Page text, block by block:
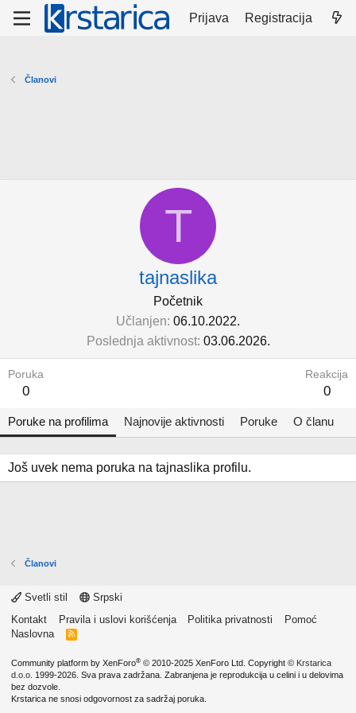
Prijava Registracija
Članovi
T
tajnaslika
Početnik
Učlanjen 06.10.2022.
Poslednja aktivnost 03.06.2026.
Poruka
0
Reakcija
0
Poruke na profilima Najnovije aktivnosti Poruke O članu
Još uvek nema poruka na tajnaslika profilu.
Članovi
Svetli stil
Srpski
Kontakt
Pravila i uslovi korišćenja Politika privatnosti
Pomoć
Naslovna
R
Community platform by XenForo® © 2010-2025 XenForo Ltd. Copyright © Krstarica
d.o.o. 1999-2026. Sva prava zadržana. Zabranjena je reprodukcija u celini i u delovima
bez dozvole.
Krstarica ne snosi odgovornost za sadržaj poruka.